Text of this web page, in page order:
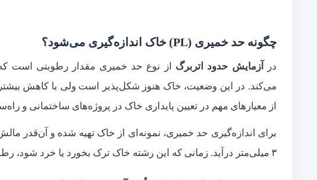
چگونه حد خمیری (PL) خاک اندازه‌گیری می‌شود؟
در آزمایش حدود اتربرگ از نوع حد خمیری مقدار رطوبتی است که
می‌کند. در این وضعیت، خاک هنوز شکل‌پذیر است ولی با کاهش
از معیارهای مهم در تعیین پایداری خاک در پروژه‌های ساختمانی و
برای اندازه‌گیری حد خمیری، نمونه‌ای از خاک تهیه شده و آن‌قدر
۳ میلی‌متر درآید. زمانی که این رشته خاک ترک بخورد یا خرد شود، رطوبت آن ثبت شده و به‌عنوان حد خمیری شناخته می‌شود.